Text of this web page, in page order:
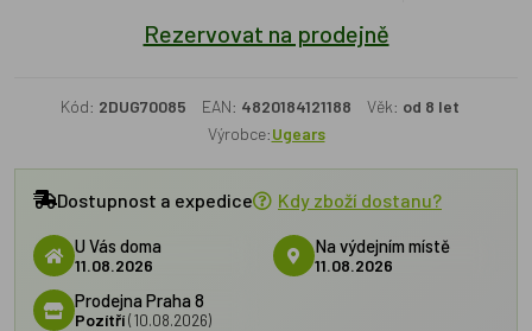
Rezervovat na prodejně
Kód: 2DUG70085 EAN: 4820184121188 Věk: od 8 let
Výrobce:Ugears
Dostupnost a expedice Kdy zboží dostanu?
U Vás doma
11.08.2026
Na výdejním místě
11.08.2026
Prodejna Praha 8
Pozítří(10.08.2026)